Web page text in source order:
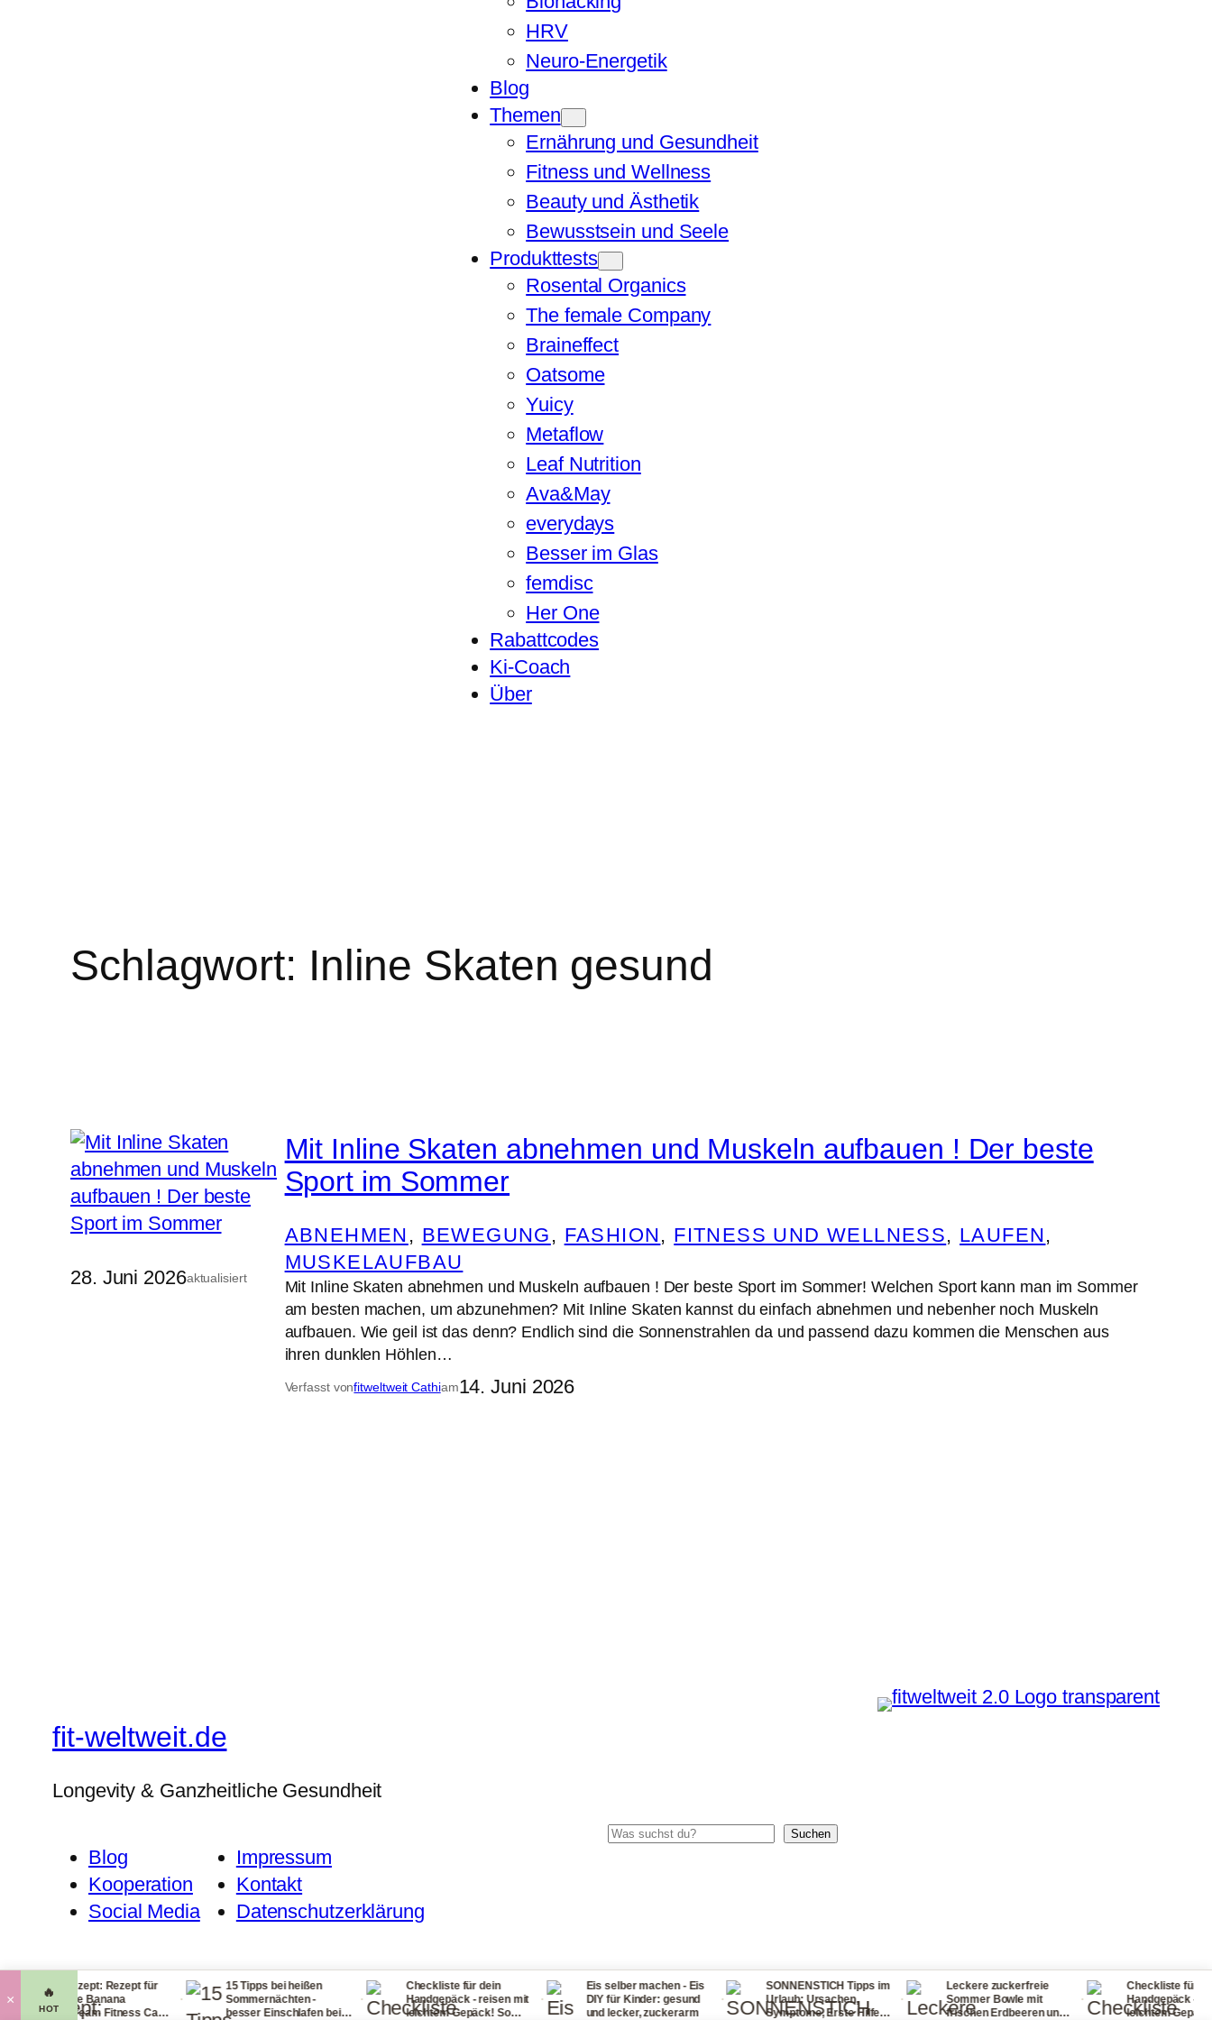
HRV
Neuro-Energetik
Blog
Themen
Ernährung und Gesundheit
Fitness und Wellness
Beauty und Ästhetik
Bewusstsein und Seele
Produkttests
Rosental Organics
The female Company
Braineffect
Oatsome
Yuicy
Metaflow
Leaf Nutrition
Ava&May
everydays
Besser im Glas
femdisc
Her One
Rabattcodes
Ki-Coach
Über
Schlagwort: Inline Skaten gesund
28. Juni 2026aktualisiert
Mit Inline Skaten abnehmen und Muskeln aufbauen ! Der beste
Sport im Sommer
ABNEHMEN , BEWEGUNG , FASHION, FITNESS UND WELLNESS, LAUFEN
MUSKELAUFBAU
Mit Inline Skaten abnehmen und Muskeln aufbauen ! Der beste Sport im Sommer! Welchen Sport kann man im Sommer
am besten machen, um abzunehmen? Mit Inline Skaten kannst du einfach abnehmen und nebenher noch Muskeln
aufbauen. Wie geil ist das denn? Endlich sind die Sonnenstrahlen da und passend dazu kommen die Menschen aus
ihren dunklen Höhlen…
Verfasst vonfitweltweit Cathiam14. Juni 2026
fit-weltweit.de
Longevity & Ganzheitliche Gesundheit
Blog
Kooperation
Social Media
Impressum
Kontakt
Datenschutzerklärung
Suchen Suchen
× 🔥
HOT
Rezept für
Banana
Fitness Carb
·
15 Tipps bei heißen
Sommernächten -
besser Einschlafen bei
·
Checkliste für dein
Handgepäck - reisen mit
leichtem Gepäck! So
·
Eis selber machen - Eis
DIY für Kinder: gesund
und lecker, zuckerarm
·
SONNENSTICH Tipps im
Urlaub: Ursachen,
Symptome, Erste Hilfe
·
Leckere zuckerfreie
Sommer Bowle mit
frischen Erdbeeren und
·
Checkliste für dein
Handgepäck - reisen mit
leichtem Gepäck! So